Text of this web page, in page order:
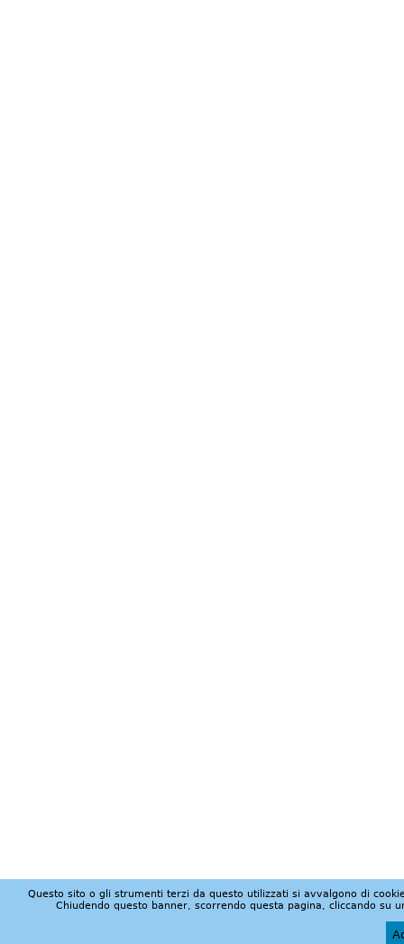
Questo sito o gli strumenti terzi da questo utilizzati si avvalgono di
Chiudendo questo banner, scorrendo questa pagina, cliccando su